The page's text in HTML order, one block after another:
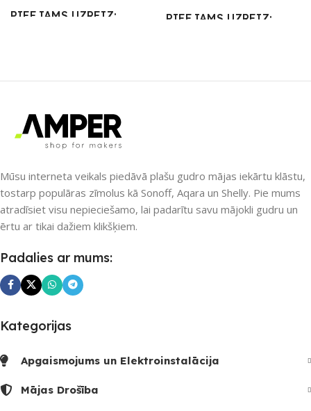
PIEEJAMS UZREIZ PIEEJAMS UZREIZ
Mūsu interneta veikals piedāvā plašu gudro mājas iekārtu klāstu,
tostarp populāras zīmolus kā Sonoff, Aqara un Shelly. Pie mums
atradīsiet visu nepieciešamo, lai padarītu savu mājokli gudru un
ērtu ar tikai dažiem klikšķiem.
Padalies ar mums:
Kategorijas
Apgaismojums un Elektroinstalācija
Mājas Drošība